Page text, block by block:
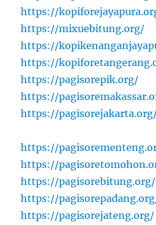
https://
https://mixuebitung.org/
https://
https://
https://pagisorepik.org/
https://
https://
https://
https://
https://pagisorebitung.org/
https://
https://pagisorejateng.org/